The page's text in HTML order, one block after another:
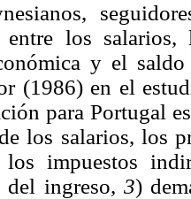
entre los
y el
(1986) en el
para Portugal
los salarios, los
los impuestos
ingreso, 3)